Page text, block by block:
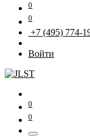
0
0
+7 (495) 774-
Войти
0
0